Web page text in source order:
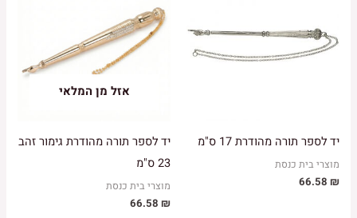
יד לספר תורה מהודרת 17 ס"מ
מוצרי בית כנסת
66.58 ₪
אזל מן המלאי
יד לספר תורה מהודרת גימור זהב
23 ס"מ
מוצרי בית כנסת
66.58 ₪